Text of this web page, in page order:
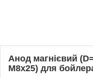
Анод магнієвий
M8x25) для